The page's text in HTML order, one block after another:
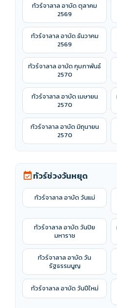
ทัวร์จาลาล อาบัด ตุลาคม
2569
ทัวร์จาลาล อาบัด ธันวาคม
2569
ทัวร์จาลาล อาบัด กุมภาพันธ์
2570
ทัวร์จาลาล อาบัด เมษายน
2570
ทัวร์จาลาล อาบัด มิถุนายน
2570
event_availableทัวร์ช่วงวันหยุด
ทัวร์จาลาล อาบัด วันแม่
ทัวร์จาลาล อาบัด วันปิย
มหาราช
ทัวร์จาลาล อาบัด วัน
รัฐธรรมนูญ
ทัวร์จาลาล อาบัด วันปีใหม่